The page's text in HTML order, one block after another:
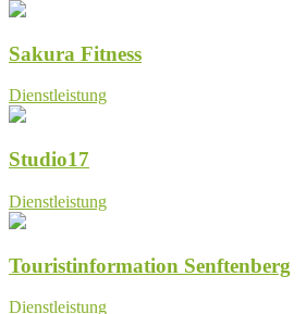
Sakura Fitness
Dienstleistung
Studio17
Dienstleistung
Touristinformation Senftenberg
Dienstleistung